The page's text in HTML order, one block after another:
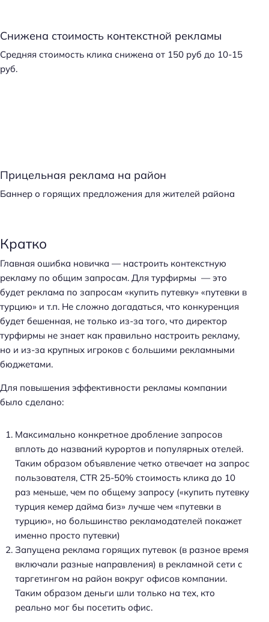
Снижена стоимость контекстной рекламы
Средняя стоимость клика снижена от 150 руб до 10-15
руб.
Прицельная реклама на район
Баннер о горящих предложения для жителей района
Кратко
Главная ошибка новичка — настроить контекстную
рекламу по общим запросам. Для турфирмы — это
будет реклама по запросам «купить путевку» «путевки в
турцию» и т.п. Не сложно догадаться, что конкуренция
будет бешенная, не только из-за того, что директор
турфирмы не знает как правильно настроить рекламу,
но и из-за крупных игроков с большими рекламными
бюджетами.
Для повышения эффективности рекламы компании
было сделано:
Максимально конкретное дробление запросов
вплоть до названий курортов и популярных отелей.
Таким образом объявление четко отвечает на запрос
пользователя, CTR 25-50% стоимость клика до 10
раз меньше, чем по общему запросу («купить путевку
турция кемер дайма биз» лучше чем «путевки в
турцию», но большинство рекламодателей покажет
именно просто путевки)
Запущена реклама горящих путевок (в разное время
включали разные направления) в рекламной сети с
таргетингом на район вокруг офисов компании.
Таким образом деньги шли только на тех, кто
реально мог бы посетить офис.